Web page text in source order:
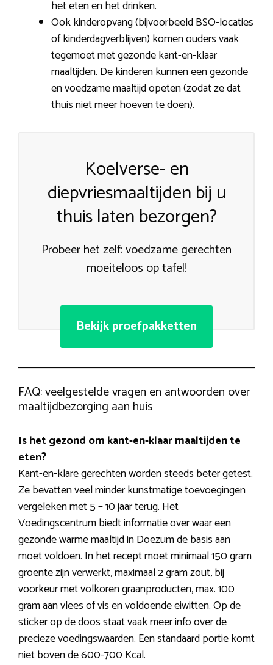
het eten en het drinken.
Ook kinderopvang (bijvoorbeeld BSO-locaties
of kinderdagverblijven) komen ouders vaak
tegemoet met gezonde kant-en-klaar
maaltijden. De kinderen kunnen een gezonde
en voedzame maaltijd opeten (zodat ze dat
thuis niet meer hoeven te doen).
Koelverse- en
diepvriesmaaltijden bij u
thuis laten bezorgen?
Probeer het zelf: voedzame gerechten
moeiteloos op tafel!
Bekijk proefpakketten
FAQ: veelgestelde vragen en antwoorden over
maaltijdbezorging aan huis
Is het gezond om kant-en-klaar maaltijden te
eten?
Kant-en-klare gerechten worden steeds beter getest.
Ze bevatten veel minder kunstmatige toevoegingen
vergeleken met 5 – 10 jaar terug. Het
Voedingscentrum biedt informatie over waar een
gezonde warme maaltijd in Doezum de basis aan
moet voldoen. In het recept moet minimaal 150 gram
groente zijn verwerkt, maximaal 2 gram zout, bij
voorkeur met volkoren graanproducten, max. 100
gram aan vlees of vis en voldoende eiwitten. Op de
sticker op de doos staat vaak meer info over de
precieze voedingswaarden. Een standaard portie komt
niet boven de 600-700 Kcal.